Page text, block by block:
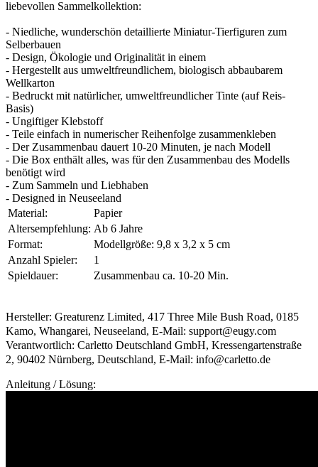
liebevollen Sammelkollektion:
- Niedliche, wunderschön detaillierte Miniatur-Tierfiguren zum
Selberbauen
- Design, Ökologie und Originalität in einem
- Hergestellt aus umweltfreundlichem, biologisch abbaubarem
Wellkarton
- Bedruckt mit natürlicher, umweltfreundlicher Tinte (auf Reis-
Basis)
- Ungiftiger Klebstoff
- Teile einfach in numerischer Reihenfolge zusammenkleben
- Der Zusammenbau dauert 10-20 Minuten, je nach Modell
- Die Box enthält alles, was für den Zusammenbau des Modells
benötigt wird
- Zum Sammeln und Liebhaben
- Designed in Neuseeland
Material:
Papier
Altersempfehlung: Ab 6 Jahre
Format:
Modellgröße: 9,8 x 3,2 x 5 cm
Anzahl Spieler:
1
Spieldauer:
Zusammenbau ca. 10-20 Min.
Hersteller: Greaturenz Limited, 417 Three Mile Bush Road, 0185
Kamo, Whangarei, Neuseeland, E-Mail: support@eugy.com
Verantwortlich: Carletto Deutschland GmbH, Kressengartenstraße
2, 90402 Nürnberg, Deutschland, E-Mail: info@carletto.de
Anleitung / Lösung: